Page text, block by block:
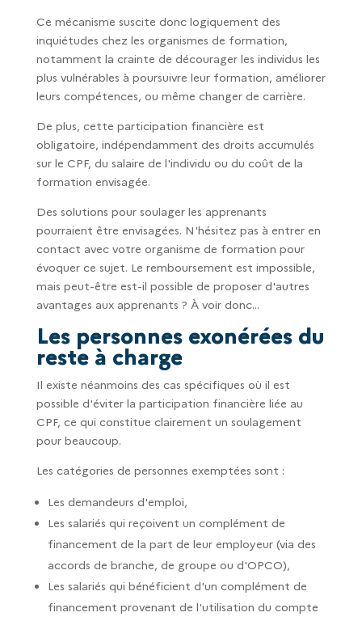
Ce mécanisme suscite donc logiquement des
inquiétudes chez les organismes de formation,
notamment la crainte de décourager les individus les
plus vulnérables à poursuivre leur formation, améliorer
leurs compétences, ou même changer de carrière.
De plus, cette participation financière est
obligatoire, indépendamment des droits accumulés
sur le CPF, du salaire de l'individu ou du coût de la
formation envisagée.
Des solutions pour soulager les apprenants
pourraient être envisagées. N'hésitez pas à entrer en
contact avec votre organisme de formation pour
évoquer ce sujet. Le remboursement est impossible,
mais peut-être est-il possible de proposer d'autres
avantages aux apprenants ? À voir donc...
Les personnes exonérées du
reste à charge
Il existe néanmoins des cas spécifiques où il est
possible d'éviter la participation financière liée au
CPF, ce qui constitue clairement un soulagement
pour beaucoup.
Les catégories de personnes exemptées sont :
Les demandeurs d'emploi,
Les salariés qui reçoivent un complément de
financement de la part de leur employeur (via des
accords de branche, de groupe ou d'OPCO),
Les salariés qui bénéficient d'un complément de
financement provenant de l'utilisation du compte